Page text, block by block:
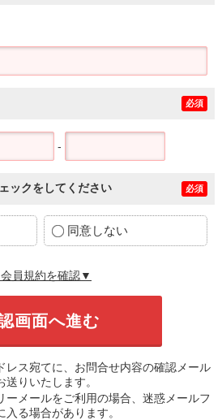
必須
-
ックをしてください 必須
同意しない
員規約を確認▼
ス宛てに、お問合せ内容の確認メール
送りいたします。
メールをご利用の場合、迷惑メールフ
入る場合があります。